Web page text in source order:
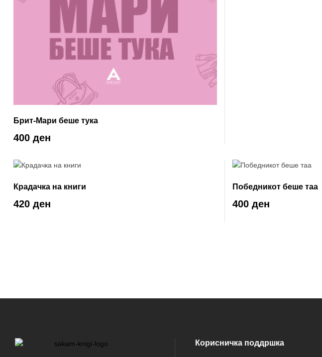
Брит-Мари беше тука
400 ден
Крадачка на книги
420 ден
Победникот беше таа
400 ден
Корисничка поддршка